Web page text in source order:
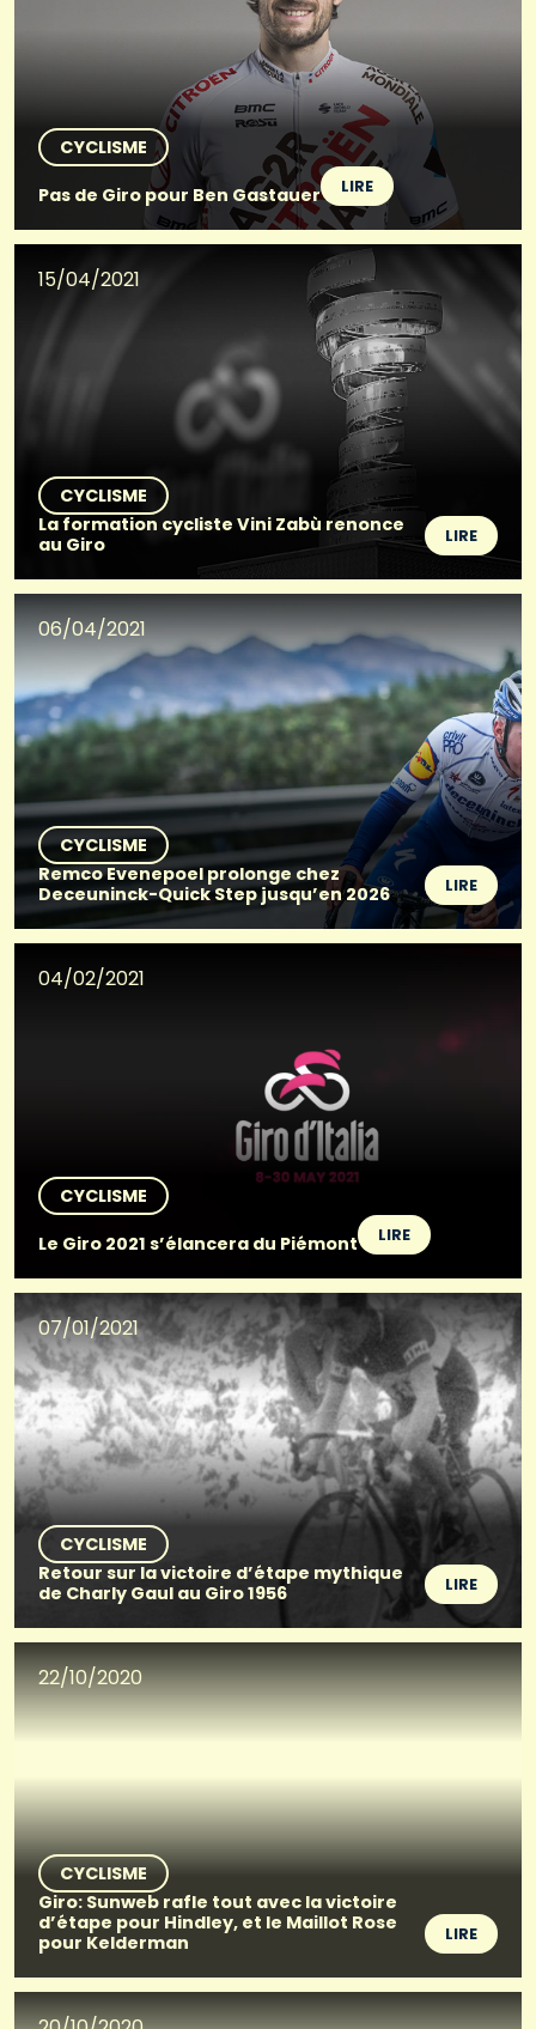
CYCLISME
Pas de Giro pour Ben Gastauer
LIRE
15/04/2021
CYCLISME
La formation cycliste Vini Zabù renonce
au Giro
LIRE
06/04/2021
CYCLISME
Remco Evenepoel prolonge chez
Deceuninck-Quick Step jusqu’en 2026
LIRE
04/02/2021
CYCLISME
Le Giro 2021 s’élancera du Piémont
LIRE
07/01/2021
CYCLISME
Retour sur la victoire d’étape mythique
de Charly Gaul au Giro 1956
LIRE
22/10/2020
CYCLISME
Giro: Sunweb rafle tout avec la victoire
d’étape pour Hindley, et le Maillot Rose
pour Kelderman
LIRE